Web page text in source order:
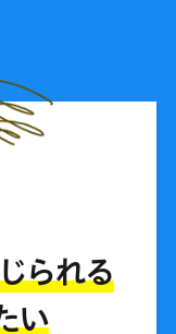
られる
い